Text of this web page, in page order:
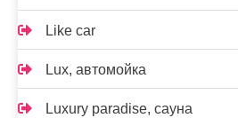
Like car
Lux, автомойка
Luxury paradise, сауна